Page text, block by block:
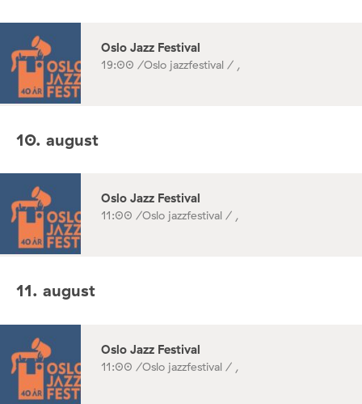
Oslo Jazz Festival
19:00 /Oslo jazzfestival / ,
10. august
Oslo Jazz Festival
11:00 /Oslo jazzfestival / ,
11. august
Oslo Jazz Festival
11:00 /Oslo jazzfestival / ,